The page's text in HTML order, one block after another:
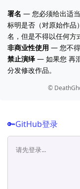
署名 — 您必须给出适
标明是否（对原始作品
名，但是不得以任何方
非商业性使用 — 您不得
禁止演绎 — 如果您 再
分发修改作品。
©️
🔑GitHub登录